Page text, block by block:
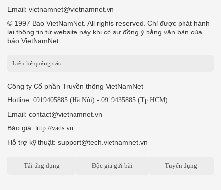
Email: vietnamnet@vietnamnet.vn
© 1997 Báo VietNamNet. All rights reserved. Chỉ được phát hành
lại thông tin từ website này khi có sự đồng ý bằng văn bản của
báo VietNamNet.
Liên hệ quảng cáo
Công ty Cổ phần Truyền thông VietNamNet
Hotline: 0919405885 (Hà Nội) - 0919435885 (Tp.HCM)
Email: contact@vietnamnet.vn
Báo giá: http://vads.vn
Hỗ trợ kỹ thuật: support@tech.vietnamnet.vn
Tải ứng dụng Độc giả gửi bài Tuyển dụng